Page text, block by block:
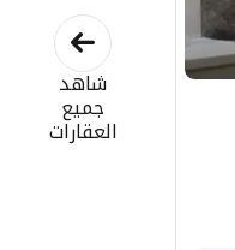
شاهد
جميع
العقارات